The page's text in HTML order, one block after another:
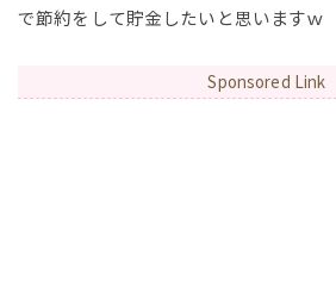
で節約をして貯金したいと思いますｗ
Sponsored Link